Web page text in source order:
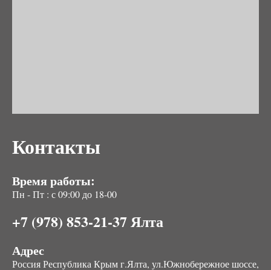
Контакты
Время работы:
Пн - Пт : с 09:00 до 18-00
+7 (978) 853-21-37 Ялта
Адрес
Россия Республика Крым г.Ялта, ул.Южнобережное шоссе,